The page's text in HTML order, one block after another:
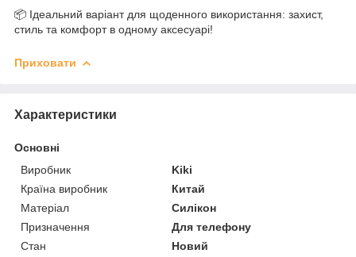
📦 Ідеальний варіант для щоденного використання: захист,
стиль та комфорт в одному аксесуарі!
Приховати
Характеристики
Основні
Виробник
Kiki
Країна виробник
Китай
Матеріал
Силікон
Призначення
Для телефону
Стан
Новий